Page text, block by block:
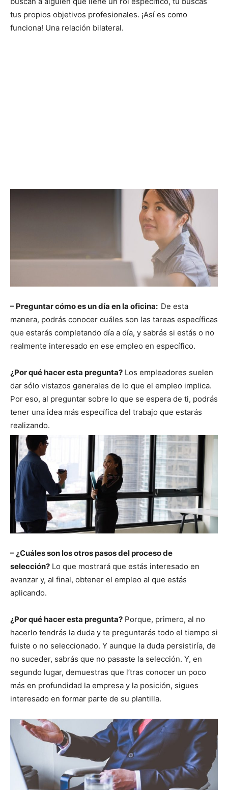
tus propios objetivos profesionales. ¡Así es como
funciona! Una relación bilateral.
– Preguntar cómo es un día en la oficina: De esta
manera, podrás conocer cuáles son las tareas específicas
que estarás completando día a día, y sabrás si estás o no
realmente interesado en ese empleo en específico.
¿Por qué hacer esta pregunta? Los empleadores suelen
dar sólo vistazos generales de lo que el empleo implica.
Por eso, al preguntar sobre lo que se espera de ti, podrás
tener una idea más específica del trabajo que estarás
realizando.
– ¿Cuáles son los otros pasos del proceso de
selección? Lo que mostrará que estás interesado en
avanzar y, al final, obtener el empleo al que estás
aplicando.
¿Por qué hacer esta pregunta? Porque, primero, al no
hacerlo tendrás la duda y te preguntarás todo el tiempo si
fuiste o no seleccionado. Y aunque la duda persistiría, de
no suceder, sabrás que no pasaste la selección. Y, en
segundo lugar, demuestras que l’tras conocer un poco
más en profundidad la empresa y la posición, sigues
interesado en formar parte de su plantilla.